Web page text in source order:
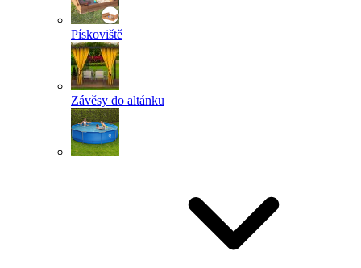
Pískoviště
Závěsy do altánku